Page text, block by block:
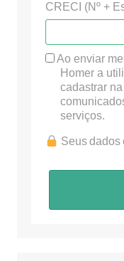
CRECI (Nº +
Ao enviar
Homer a
cadastrar
serviços.
Seus dados